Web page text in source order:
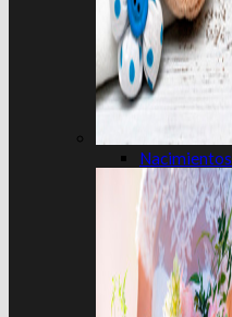
Nacimientos